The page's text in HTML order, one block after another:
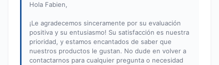
Hola Fabien,
¡Le agradecemos sinceramente por su evaluación
positiva y su entusiasmo! Su satisfacción es nuestra
prioridad, y estamos encantados de saber que
nuestros productos le gustan. No dude en volver a
contactarnos para cualquier pregunta o necesidad